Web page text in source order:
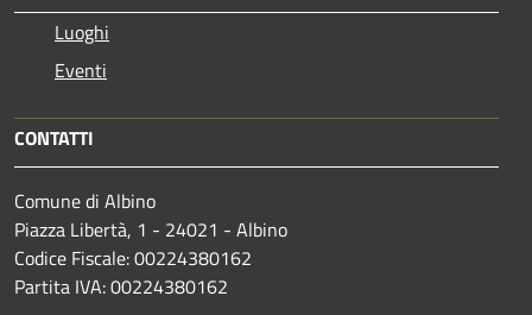
Luoghi
Eventi
CONTATTI
Comune di Albino
Piazza Libertà, 1 - 24021 - Albino
Codice Fiscale: 00224380162
Partita IVA: 00224380162